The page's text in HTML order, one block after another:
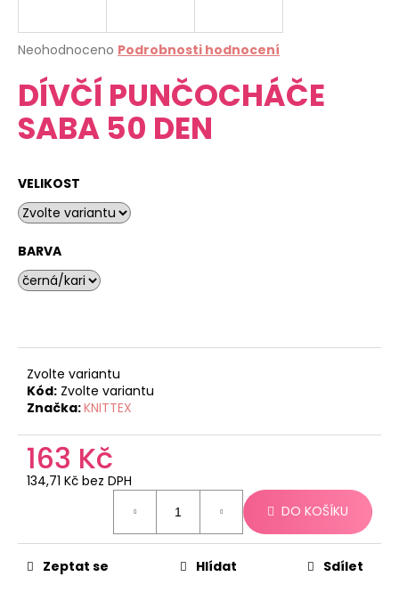
Průměrné
produktu
je
0,0
z
Neohodnoceno Podrobnosti hodnocení
DÍVČÍ PUNČOCHÁČE
SABA 50 DEN
VELIKOST
BARVA
Zvolte variantu
Kód: Zvolte variantu
Značka:KNITTEX
163 Kč
134,71 Kč bez DPH
DO KOŠÍKU
Zeptat se Hlídat Sdílet
j
t
?
D
o
u
č
j
m